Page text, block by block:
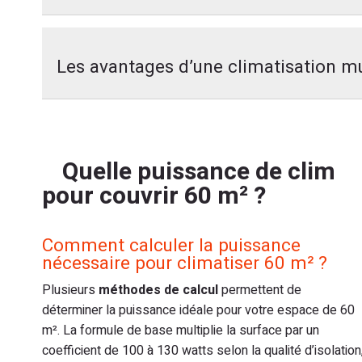
seule liaison frigorifique limite les déperditions et
d’électricité.
régulier et prolonge la durée de vie de l’appareil.
Le niveau sonore reste maîtrisé grâce à l’unité
accessible, avec un excellent rapport qualité-prix
Les avantages d’une climatisation
Cette flexibilité génère deséconomies d’énergie
encombre votre façade, préservant l’esthétique de
L’adaptation aux logements compartimentés
manière autonome avec sa propre télécommande.
chambres et cuisine nécessitent des réglages
Quelle puissance de clim
pour couvrir 60 m² ?
Comment calculer la puissance
nécessaire pour climatiser 60 m² ?
Plusieurs méthodes de calculpermettent de
déterminer la puissance idéale pour votre espace de 60
m². La formule de base multiplie la surface par un
coefficient de 100 à 130 watts selon la qualité